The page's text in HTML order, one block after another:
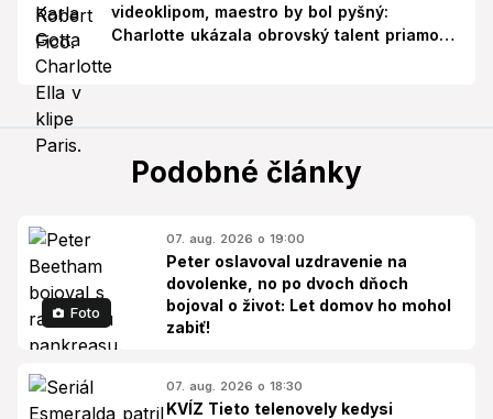
videoklipom, maestro by bol pyšný:
Charlotte ukázala obrovský talent priamo v
Podobné články
Foto
07. aug. 2026 o 19:00
Peter oslavoval uzdravenie na
dovolenke, no po dvoch dňoch
bojoval o život: Let domov ho mohol
zabiť!
07. aug. 2026 o 18:30
KVÍZ Tieto telenovely kedysi